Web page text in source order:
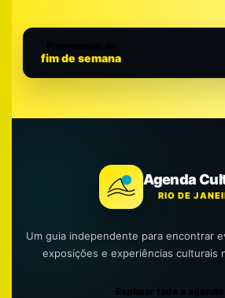
fim de semana
Agenda
RIO DE
Um guia independente para encontrar
exposições e experiências culturais
Explorar toda a agenda